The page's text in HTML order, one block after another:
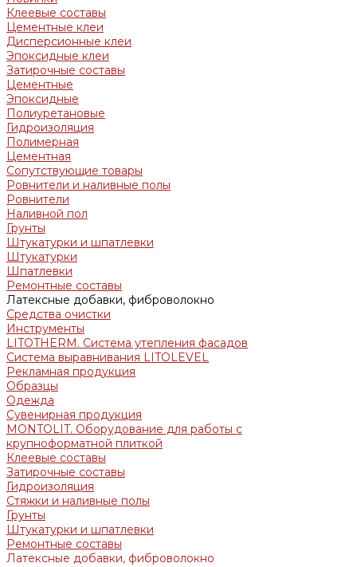
Клеевые составы
Цементные клеи
Дисперсионные клеи
Эпоксидные клеи
Затирочные составы
Цементные
Эпоксидные
Полиуретановые
Гидроизоляция
Полимерная
Цементная
Сопутствующие товары
Ровнители и наливные полы
Ровнители
Наливной пол
Грунты
Штукатурки и шпатлевки
Штукатурки
Шпатлевки
Ремонтные составы
Латексные добавки, фиброволокно
Средства очистки
Инструменты
LITOTHERM. Система утепления фасадов
Система выравнивания LITOLEVEL
Рекламная продукция
Образцы
Одежда
Сувенирная продукция
MONTOLIT. Оборудование для работы с
крупноформатной плиткой
Клеевые составы
Затирочные составы
Гидроизоляция
Стяжки и наливные полы
Грунты
Штукатурки и шпатлевки
Ремонтные составы
Латексные добавки, фиброволокно